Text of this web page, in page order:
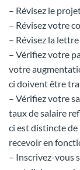
– Révisez le
– Révisez votre
– Révisez la
– Vérifiez votre
votre
ci doivent être
– Vérifiez votre
taux de salaire
ci est distincte de
recevoir en
– Inscrivez-vous